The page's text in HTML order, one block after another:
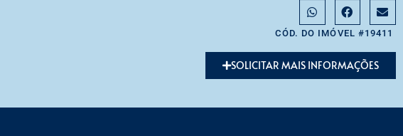
CÓD. DO IMÓVEL #19411
SOLICITAR MAIS INFORMAÇÕES